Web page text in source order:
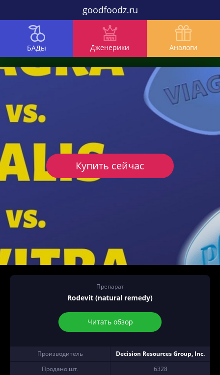
goodfoodz.ru
БАДы Дженерики Аналоги
Препарат
Rodevit (natural remedy)
Читать обзор
Производитель
Decision Resources Group, Inc.
Продано шт.
6328
Купить сейчас